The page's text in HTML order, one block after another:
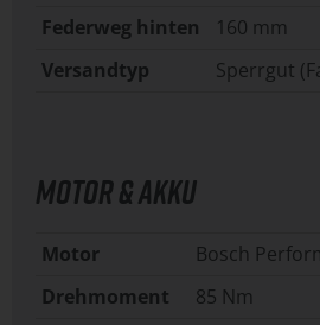
Federweg hinten
160 mm
Versandtyp
Sperrgut
MOTOR & AKKU
Motor
Bosch
Drehmoment
85 Nm